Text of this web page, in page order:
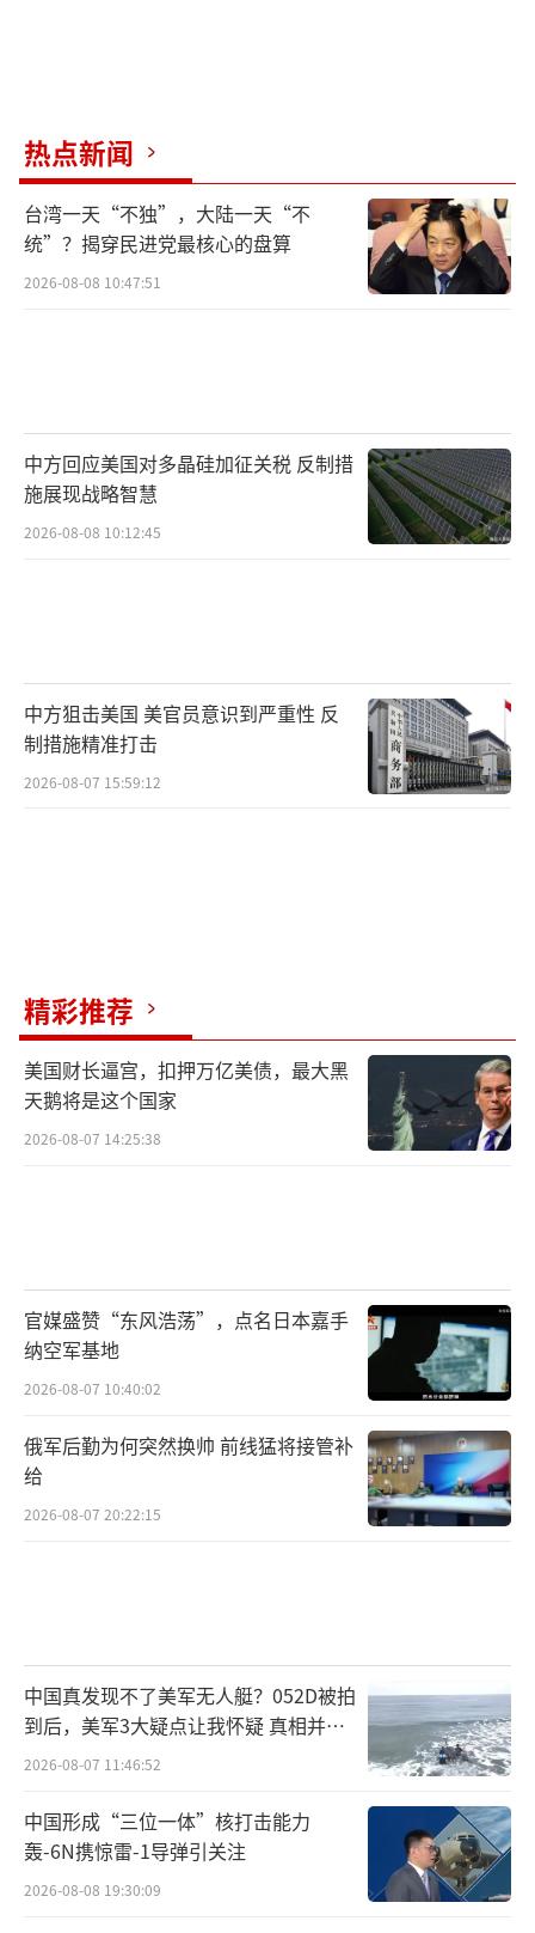
热点新闻
台湾一天“不独”，大陆一天“不
统”？揭穿民进党最核心的盘算
2026-08-08 10:47:51
中方回应美国对多晶硅加征关税 反制措
施展现战略智慧
2026-08-08 10:12:45
中方狙击美国 美官员意识到严重性 反
制措施精准打击
2026-08-07 15:59:12
精彩推荐
美国财长逼宫，扣押万亿美债，最大黑
天鹅将是这个国家
2026-08-07 14:25:38
官媒盛赞“东风浩荡”，点名日本嘉手
纳空军基地
2026-08-07 10:40:02
俄军后勤为何突然换帅 前线猛将接管补
给
2026-08-07 20:22:15
中国真发现不了美军无人艇？052D被拍
到后，美军3大疑点让我怀疑 真相并非
如此
2026-08-07 11:46:52
中国形成“三位一体”核打击能力
轰-6N携惊雷-1导弹引关注
2026-08-08 19:30:09